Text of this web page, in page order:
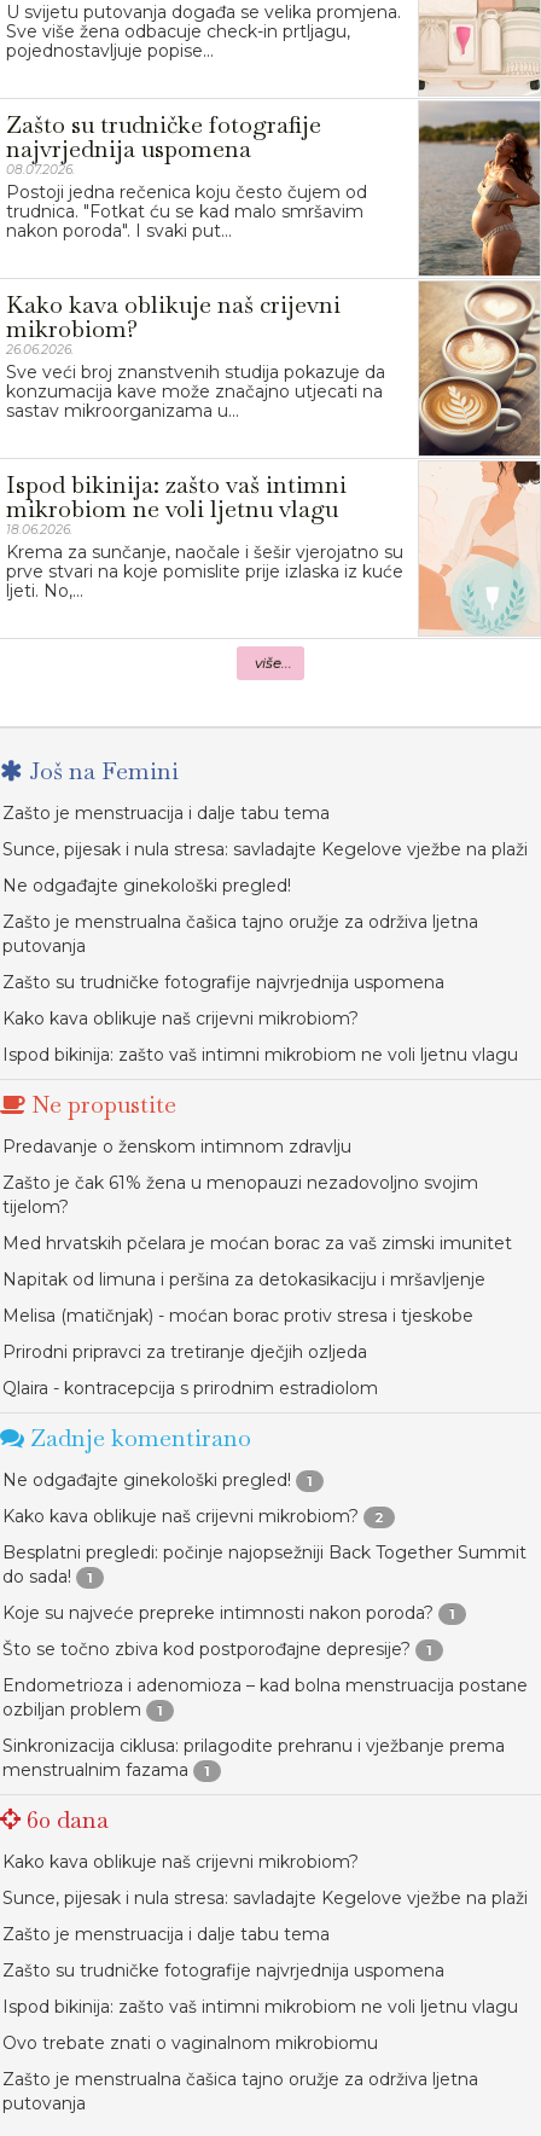
U svijetu putovanja događa se velika promjena.
Sve više žena odbacuje check-in prtljagu,
pojednostavljuje popise...
Zašto su trudničke fotografije
najvrjednija uspomena
08.07.2026.
Postoji jedna rečenica koju često čujem od
trudnica. "Fotkat ću se kad malo smršavim
nakon poroda". I svaki put...
Kako kava oblikuje naš crijevni
mikrobiom?
26.06.2026.
Sve veći broj znanstvenih studija pokazuje da
konzumacija kave može značajno utjecati na
sastav mikroorganizama u...
Ispod bikinija: zašto vaš intimni
mikrobiom ne voli ljetnu vlagu
18.06.2026.
Krema za sunčanje, naočale i šešir vjerojatno su
prve stvari na koje pomislite prije izlaska iz kuće
ljeti. No,...
više...
Još na Femini
Zašto je menstruacija i dalje tabu tema
Sunce, pijesak i nula stresa: savladajte Kegelove vježbe na plaži
Ne odgađajte ginekološki pregled!
Zašto je menstrualna čašica tajno oružje za održiva ljetna
putovanja
Zašto su trudničke fotografije najvrjednija uspomena
Kako kava oblikuje naš crijevni mikrobiom?
Ispod bikinija: zašto vaš intimni mikrobiom ne voli ljetnu vlagu
Ne propustite
Predavanje o ženskom intimnom zdravlju
Zašto je čak 61% žena u menopauzi nezadovoljno svojim
tijelom?
Med hrvatskih pčelara je moćan borac za vaš zimski imunitet
Napitak od limuna i peršina za detokasikaciju i mršavljenje
Melisa (matičnjak) - moćan borac protiv stresa i tjeskobe
Prirodni pripravci za tretiranje dječjih ozljeda
Qlaira - kontracepcija s prirodnim estradiolom
Zadnje komentirano
Ne odgađajte ginekološki pregled! 1
Kako kava oblikuje naš crijevni mikrobiom? 2
Besplatni pregledi: počinje najopsežniji Back Together Summit
do sada!
1
Koje su najveće prepreke intimnosti nakon poroda? 1
Što se točno zbiva kod postporođajne depresije? 1
Endometrioza i adenomioza – kad bolna menstruacija postane
ozbiljan problem
1
Sinkronizacija ciklusa: prilagodite prehranu i vježbanje prema
menstrualnim fazama
1
60 dana
Kako kava oblikuje naš crijevni mikrobiom?
Sunce, pijesak i nula stresa: savladajte Kegelove vježbe na plaži
Zašto je menstruacija i dalje tabu tema
Zašto su trudničke fotografije najvrjednija uspomena
Ispod bikinija: zašto vaš intimni mikrobiom ne voli ljetnu vlagu
Ovo trebate znati o vaginalnom mikrobiomu
Zašto je menstrualna čašica tajno oružje za održiva ljetna
putovanja